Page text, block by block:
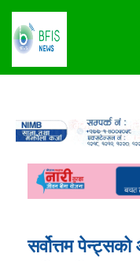
सर्वोत्तम